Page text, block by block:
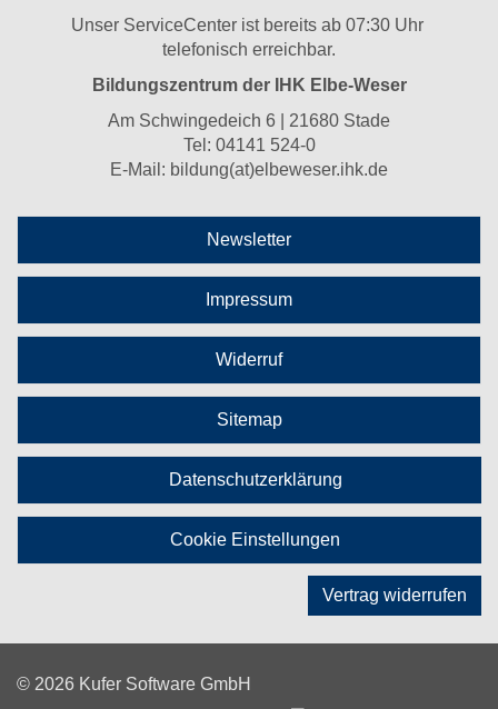
Unser ServiceCenter ist bereits ab 07:30 Uhr
telefonisch erreichbar.
Bildungszentrum der IHK Elbe-Weser
Am Schwingedeich 6 | 21680 Stade
Tel: 04141 524-0
E-Mail: bildung(at)elbeweser.ihk.de
Newsletter
Impressum
Widerruf
Sitemap
Datenschutzerklärung
Cookie Einstellungen
Vertrag widerrufen
© 2026 Kufer Software GmbH